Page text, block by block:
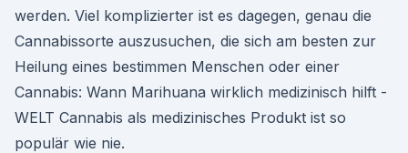
werden. Viel komplizierter ist es dagegen, genau die
Cannabissorte auszusuchen, die sich am besten zur
Heilung eines bestimmen Menschen oder einer
Cannabis: Wann Marihuana wirklich medizinisch hilft -
WELT Cannabis als medizinisches Produkt ist so
populär wie nie.